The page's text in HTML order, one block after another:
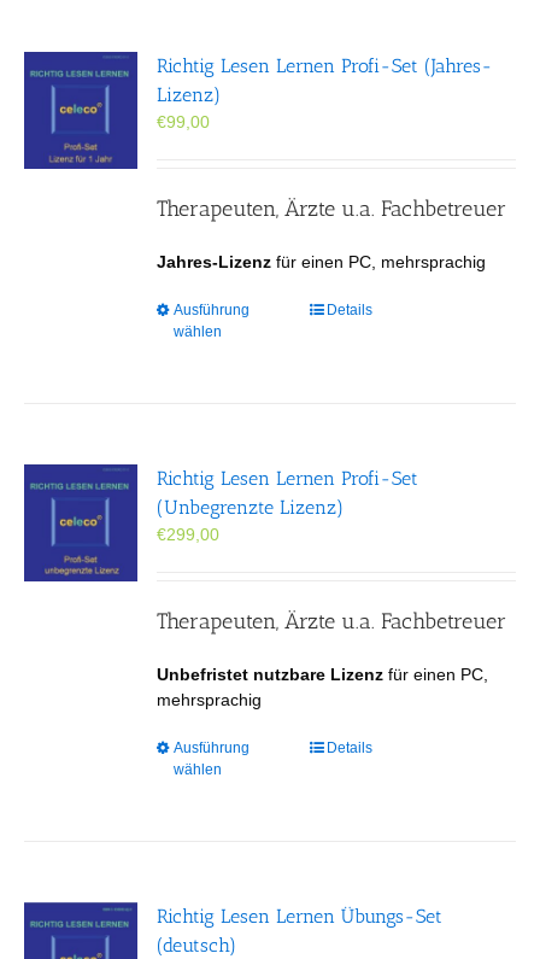
Optionen
gewählt
Richtig Lesen Lernen Profi-Set (Jahres-
Lizenz)
€99,00
Therapeuten, Ärzte u.a. Fachbetreuer
Jahres-Lizenz für einen PC, mehrsprachig
Ausführung
wählen
Dieses
Optionen
können
gewählt
Details
Richtig Lesen Lernen Profi-Set
(Unbegrenzte Lizenz)
€299,00
Therapeuten, Ärzte u.a. Fachbetreuer
Unbefristet nutzbare Lizenz für einen PC,
mehrsprachig
Ausführung
wählen
Dieses
Optionen
Details
Richtig Lesen Lernen Übungs-Set
(deutsch)